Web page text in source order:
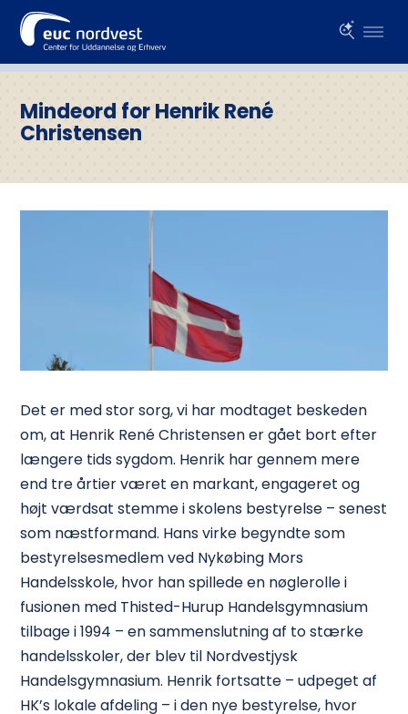
Mindeord for Henrik René
Christensen
Det er med stor sorg, vi har modtaget beskeden
om, at Henrik René Christensen er gået bort efter
længere tids sygdom. Henrik har gennem mere
end tre årtier været en markant, engageret og
højt værdsat stemme i skolens bestyrelse – senest
som næstformand. Hans virke begyndte som
bestyrelsesmedlem ved Nykøbing Mors
Handelsskole, hvor han spillede en nøglerolle i
fusionen med Thisted-Hurup Handelsgymnasium
tilbage i 1994 – en sammenslutning af to stærke
handelsskoler, der blev til Nordvestjysk
Handelsgymnasium. Henrik fortsatte – udpeget af
HK’s lokale afdeling – i den nye bestyrelse, hvor